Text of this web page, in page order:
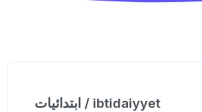
ابتدائیات / ibtidaiyyet